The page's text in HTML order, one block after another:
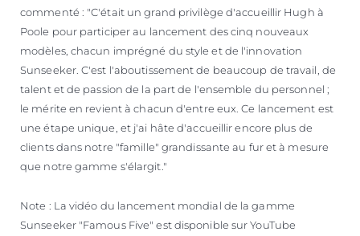
commenté : "C'était un grand privilège d'accueillir Hugh à
Poole pour participer au lancement des cinq nouveaux
modèles, chacun imprégné du style et de l'innovation
Sunseeker. C'est l'aboutissement de beaucoup de travail, de
talent et de passion de la part de l'ensemble du personnel ;
le mérite en revient à chacun d'entre eux. Ce lancement est
une étape unique, et j'ai hâte d'accueillir encore plus de
clients dans notre "famille" grandissante au fur et à mesure
que notre gamme s'élargit."
Note : La vidéo du lancement mondial de la gamme
Sunseeker "Famous Five" est disponible sur YouTube